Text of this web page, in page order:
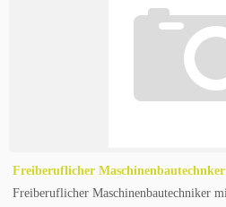
Freiberuflicher Maschinenbautechnker
Freiberuflicher Maschinenbautechniker